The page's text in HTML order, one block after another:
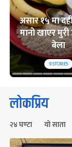
असार १५ मा
मानो खाएर
बेला
9STORIES
लोकप्रिय
२४ घण्टा यो साता